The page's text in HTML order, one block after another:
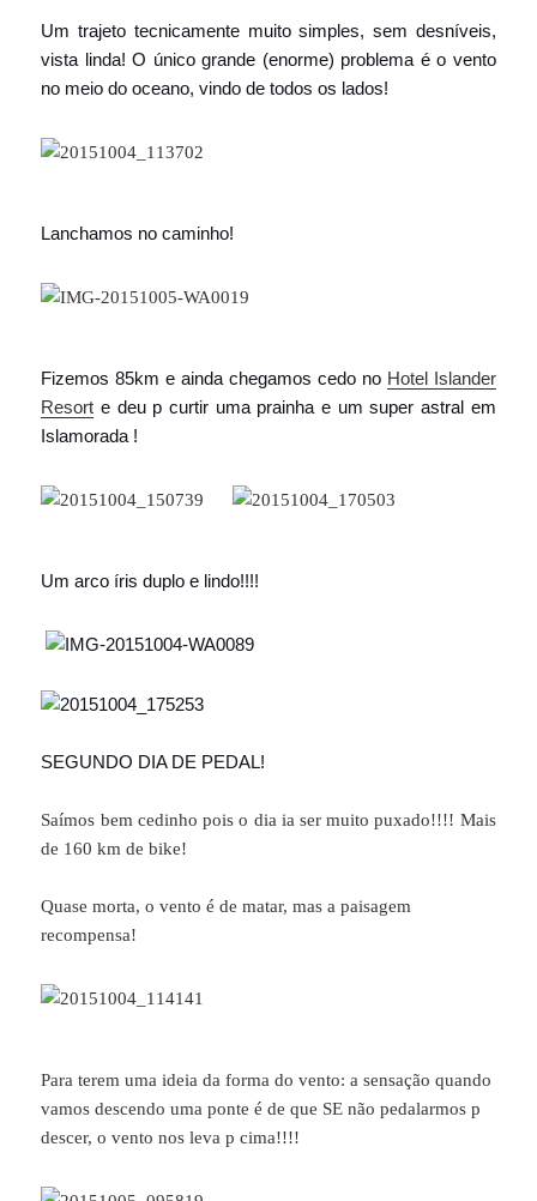
Um trajeto tecnicamente muito simples, sem desníveis,
vista linda! O único grande (enorme) problema é o vento
no meio do oceano, vindo de todos os lados!
Lanchamos no caminho!
Fizemos 85km e ainda chegamos cedo no Hotel Islander
Resort e deu p curtir uma prainha e um super astral em
Islamorada !
Um arco íris duplo e lindo!!!!
SEGUNDO DIA DE PEDAL!
Saímos bem cedinho pois o dia ia ser muito puxado!!!! Mais
de 160 km de bike!
Quase morta, o vento é de matar, mas a paisagem
recompensa!
Para terem uma ideia da forma do vento: a sensação quando
vamos descendo uma ponte é de que SE não pedalarmos p
descer, o vento nos leva p cima!!!!